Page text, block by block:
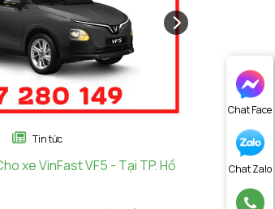
Chat Face
Chat Zalo
Tin tức
xe VinFast VF5 - Tại TP. Hồ
30 Tháng
Thay Bình
Tại TP. Hồ